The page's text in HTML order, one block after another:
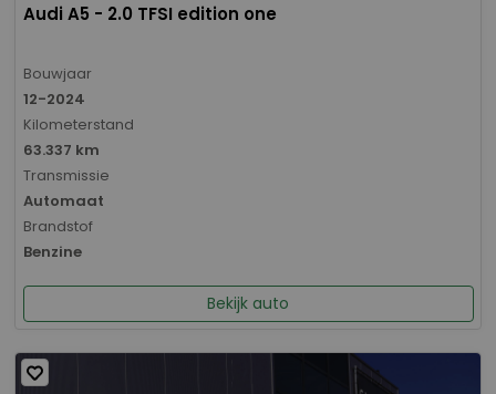
Audi A5 - 2.0 TFSI edition one
Bouwjaar
12-2024
Kilometerstand
63.337 km
Transmissie
Automaat
Brandstof
Benzine
Bekijk auto